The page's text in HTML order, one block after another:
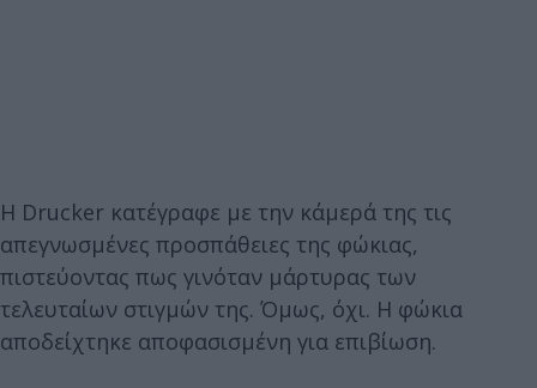
Η Drucker κατέγραφε με την κάμερά της τις
απεγνωσμένες προσπάθειες της φώκιας,
πιστεύοντας πως γινόταν μάρτυρας των
τελευταίων στιγμών της. Όμως, όχι. Η φώκια
αποδείχτηκε αποφασισμένη για επιβίωση.